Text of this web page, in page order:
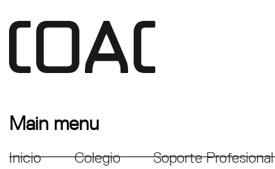
Main menu
Inicio Colegio Soporte Profesional